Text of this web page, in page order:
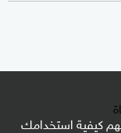
كيفية استخدامك